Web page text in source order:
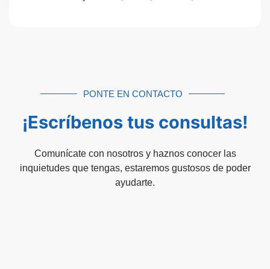
PONTE EN CONTACTO
¡Escríbenos tus consultas!
Comunícate con nosotros y haznos conocer las
inquietudes que tengas, estaremos gustosos de poder
ayudarte.